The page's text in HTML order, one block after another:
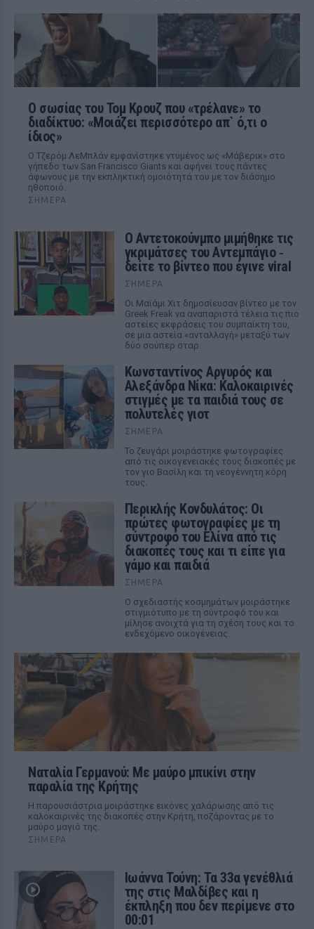
Ο σωσίας του Τομ Κρουζ που «τρέλανε» το
διαδίκτυο: «Μοιάζει περισσότερο απ` ό,τι ο
ίδιος»
Ο Τζερόμ ΛεΜπλάν εμφανίστηκε ντυμένος ως «Μάβερικ» στο
γήπεδο των San Francisco Giants και αφήνει τους πάντες
άφωνους με την εκπληκτική ομοιότητά του με τον διάσημο
ηθοποιό.
ΣΉΜΕΡΑ
Ο Αντετοκούνμπο μιμήθηκε τις
γκριμάτσες του Αντεμπάγιο ‑
δείτε το βίντεο που έγινε viral
ΣΉΜΕΡΑ
Οι Μαϊάμι Χιτ δημοσίευσαν βίντεο με τον
Greek Freak να αναπαριστά τέλεια τις πιο
αστείες εκφράσεις του συμπαίκτη του,
σε μια αστεία «ανταλλαγή» μεταξύ των
δύο σούπερ σταρ.
Κωνσταντίνος Αργυρός και
Αλεξάνδρα Νίκα: Καλοκαιρινές
στιγμές με τα παιδιά τους σε
πολυτελές γιοτ
ΣΉΜΕΡΑ
Το ζευγάρι μοιράστηκε φωτογραφίες
από τις οικογενειακές τους διακοπές με
τον γιο Βασίλη και τη νεογέννητη κόρη
τους.
Περικλής Κονδυλάτος: Οι
πρώτες φωτογραφίες με τη
σύντροφό του Ελίνα από τις
διακοπές τους και τι είπε για
γάμο και παιδιά
ΣΉΜΕΡΑ
Ο σχεδιαστής κοσμημάτων μοιράστηκε
στιγμιότυπο με τη σύντροφό του και
μίλησε ανοιχτά για τη σχέση τους και το
ενδεχόμενο οικογένειας.
Ναταλία Γερμανού: Με μαύρο μπικίνι στην
παραλία της Κρήτης
Η παρουσιάστρια μοιράστηκε εικόνες χαλάρωσης από τις
καλοκαιρινές της διακοπές στην Κρήτη, ποζάροντας με το
μαύρο μαγιό της.
ΣΉΜΕΡΑ
Ιωάννα Τούνη: Τα 33α γενέθλιά
της στις Μαλδίβες και η
έκπληξη που δεν περίμενε στο
00:01